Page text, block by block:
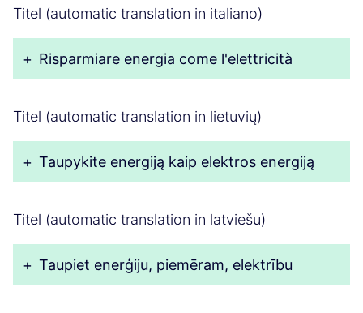
Titel (automatic translation in italiano)
+ Risparmiare energia come l'elettricità
Titel (automatic translation in lietuvių)
+ Taupykite energiją kaip elektros energiją
Titel (automatic translation in latviešu)
+ Taupiet enerģiju, piemēram, elektrību